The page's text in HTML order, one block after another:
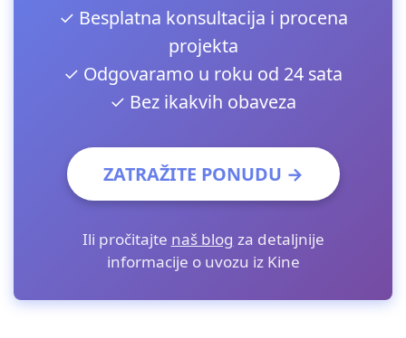
✓ Besplatna konsultacija i procena
projekta
✓ Odgovaramo u roku od 24 sata
✓ Bez ikakvih obaveza
ZATRAŽITE PONUDU →
Ili pročitajte naš blog za detaljnije
informacije o uvozu iz Kine